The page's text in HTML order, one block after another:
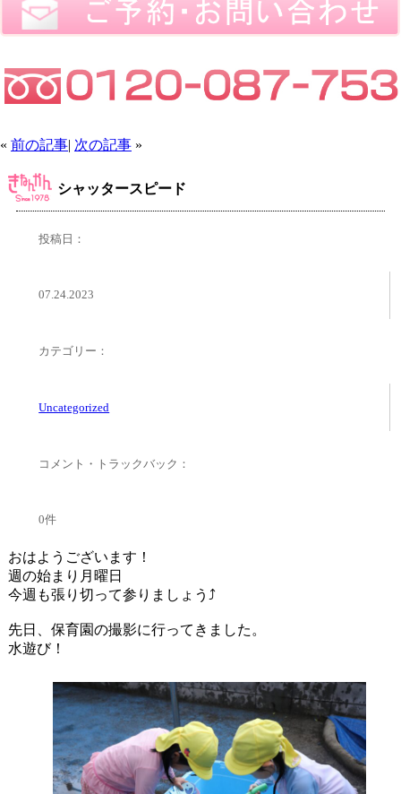
« 前の記事| 次の記事 »
シャッタースピード
投稿日：
07.24.2023
カテゴリー：
Uncategorized
コメント・トラックバック：
0件
おはようございます！
週の始まり月曜日
今週も張り切って参りましょう⤴
先日、保育園の撮影に行ってきました。
水遊び！